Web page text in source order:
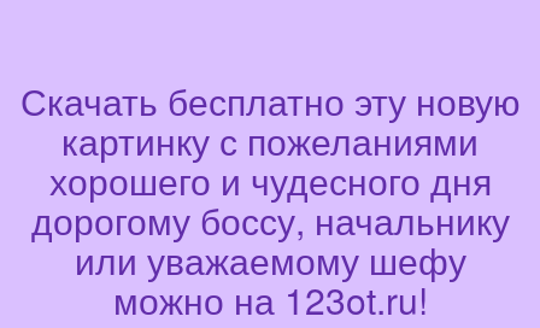
Скачать бесплатно эту новую
картинку с пожеланиями
хорошего и чудесного дня
дорогому боссу, начальнику
или уважаемому шефу
можно на 123ot.ru!